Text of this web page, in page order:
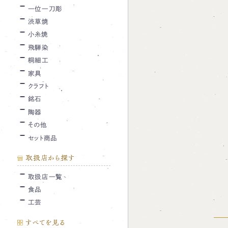
一位一刀彫
渋草焼
小糸焼
飛騨染
桐細工
家具
クラフト
銘石
陶器
その他
セット商品
取扱店から探す
取扱店一覧
食品
工芸
すべてを見る